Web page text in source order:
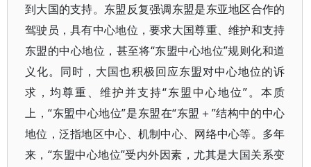
到大国的支持。东盟反复强调东盟是东亚地区合作的
驾驶员，具有中心地位，要求大国尊重、维护和支持
东盟的中心地位，甚至将“东盟中心地位”规则化和道
义化。同时，大国也积极回应东盟对中心地位的诉
求，均尊重、维护并支持“东盟中心地位”。本质
上，“东盟中心地位”是东盟在“东盟＋”结构中的中心
地位，泛指地区中心、机制中心、网络中心等。多年
来，“东盟中心地位”受内外因素，尤其是大国关系变